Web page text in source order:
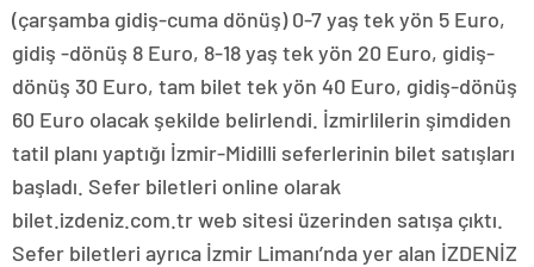
(çarşamba gidiş-cuma dönüş) 0-7 yaş tek yön 5 Euro,
gidiş -dönüş 8 Euro, 8-18 yaş tek yön 20 Euro, gidiş-
dönüş 30 Euro, tam bilet tek yön 40 Euro, gidiş-dönüş
60 Euro olacak şekilde belirlendi. İzmirlilerin şimdiden
tatil planı yaptığı İzmir-Midilli seferlerinin bilet satışları
başladı. Sefer biletleri online olarak
bilet.izdeniz.com.tr web sitesi üzerinden satışa çıktı.
Sefer biletleri ayrıca İzmir Limanı’nda yer alan İZDENİZ